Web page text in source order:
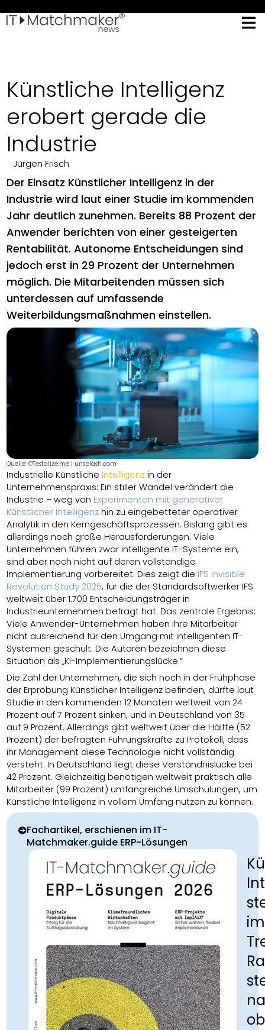
Künstliche Intelligenz
erobert gerade die
Industrie
Jürgen Frisch
Der Einsatz Künstlicher Intelligenz in der
Industrie wird laut einer Studie im kommenden
Jahr deutlich zunehmen. Bereits 88 Prozent der
Anwender berichten von einer gesteigerten
Rentabilität. Autonome Entscheidungen sind
jedoch erst in 29 Prozent der Unternehmen
möglich. Die Mitarbeitenden müssen sich
unterdessen auf umfassende
Weiterbildungsmaßnahmen einstellen.
Quelle: ©Testalize.me | unsplash.com
Industrielle KünstlicheIntelligenzin der
Unternehmenspraxis: Ein stiller Wandel verändert die
Industrie – weg von Experimenten mit generativer
Künstlicher Intelligenz hin zu eingebetteter operativer
Analytik in den Kerngeschäftsprozessen. Bislang gibt es
allerdings noch große Herausforderungen. Viele
Unternehmen führen zwar intelligente IT-Systeme ein,
sind aber noch nicht auf deren vollständige
Implementierung vorbereitet. Dies zeigt die IFS Invisible
Revolution Study 2025, für die der Standardsoftwerker IFS
weltweit über 1.700 Entscheidungsträger in
Industrieunternehmen befragt hat. Das zentrale Ergebnis:
Viele Anwender-Unternehmen haben ihre Mitarbeiter
nicht ausreichend für den Umgang mit intelligenten IT-
Systemen geschult. Die Autoren bezeichnen diese
Situation als „KI-Implementierungslücke.“
Die Zahl der Unternehmen, die sich noch in der Frühphase
der Erprobung Künstlicher Intelligenz befinden, dürfte laut
Studie in den kommenden 12 Monaten weltweit von 24
Prozent auf 7 Prozent sinken, und in Deutschland von 35
auf 9 Prozent. Allerdings gibt weltweit über die Hälfte (52
Prozent) der befragten Führungskräfte zu Protokoll, dass
ihr Management diese Technologie nicht vollständig
versteht. In Deutschland liegt diese Verständnislücke bei
42 Prozent. Gleichzeitig benötigen weltweit praktisch alle
Mitarbeiter (99 Prozent) umfangreiche Umschulungen, um
Künstliche Intelligenz in vollem Umfang nutzen zu können.
Fachartikel, erschienen im IT-
Matchmaker.guide ERP-Lösungen
im